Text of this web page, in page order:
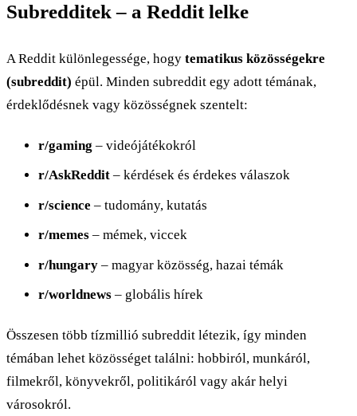
Subredditek – a Reddit lelke
A Reddit különlegessége, hogy tematikus közösségekre
(subreddit) épül. Minden subreddit egy adott témának,
érdeklődésnek vagy közösségnek szentelt:
r/gaming – videójátékokról
r/AskReddit – kérdések és érdekes válaszok
r/science – tudomány, kutatás
r/memes – mémek, viccek
r/hungary – magyar közösség, hazai témák
r/worldnews – globális hírek
Összesen több tízmillió subreddit létezik, így minden
témában lehet közösséget találni: hobbiról, munkáról,
filmekről, könyvekről, politikáról vagy akár helyi
városokról.